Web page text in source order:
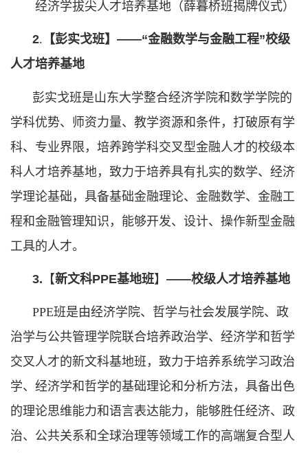
经济学拔尖人才培养基地（薛暮桥班揭牌仪式）
2. 【彭实戈班】——“金融数学与金融工程”校级
人才培养基地
彭实戈班是山东大学整合经济学院和数学学院的
学科优势、师资力量、教学资源和条件，打破原有学
科、专业界限，培养跨学科交叉型金融人才的校级本
科人才培养基地，致力于培养具有扎实的数学、经济
学理论基础，具备基础金融理论、金融数学、金融工
程和金融管理知识，能够开发、设计、操作新型金融
工具的人才。
3. 【新文科PPE基地班】 ——校级人才培养基地
PPE班是由经济学院、哲学与社会发展学院、政
治学与公共管理学院联合培养政治学、经济学和哲学
交叉人才的新文科基地班，致力于培养系统学习政治
学、经济学和哲学的基础理论和分析方法，具备出色
的理论思维能力和语言表达能力，能够胜任经济、政
治、公共关系和全球治理等领域工作的高端复合型人